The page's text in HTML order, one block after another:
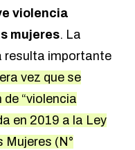
violencia
mujeres. La
resulta importante
vez que se
“violencia
en 2019 a la Ley
(N°